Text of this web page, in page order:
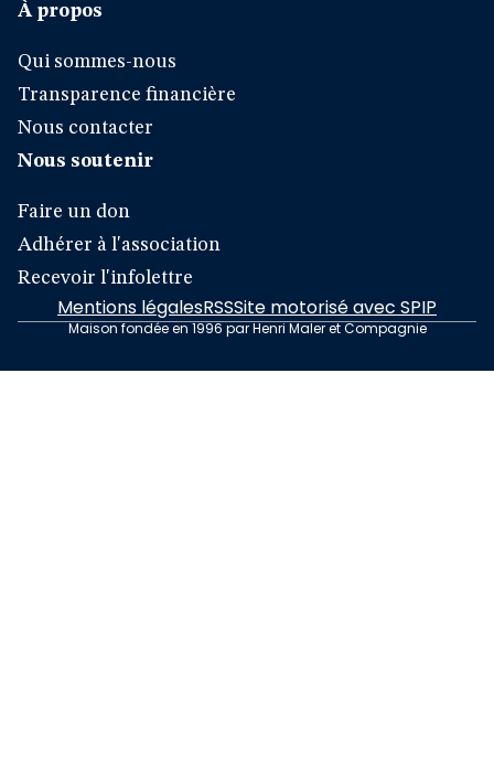
À propos
Qui sommes-nous
Transparence financière
Nous contacter
Nous soutenir
Faire un don
Adhérer à l'association
Recevoir l'infolettre
Mentions légalesRSSSite motorisé avec SPIP
Maison fondée en 1996 par Henri Maler et Compagnie